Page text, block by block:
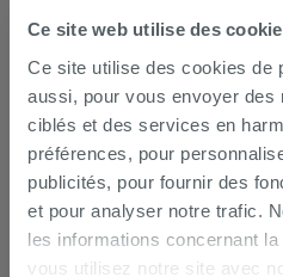
Ce site web utilise des
Ce site utilise des cookies de
aussi, pour vous envoyer des
ciblés et des services en
préférences, pour
publicités, pour fournir des
et pour analyser notre trafic.
les informations concernant
vous utilisez notre site avec
AJOUTER